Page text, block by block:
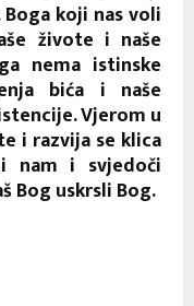
koji nas voli
živote i naše
nema istinske
bića i naše
Vjerom u
i razvija se klica
nam i svjedoči
Bog uskrsli Bog.